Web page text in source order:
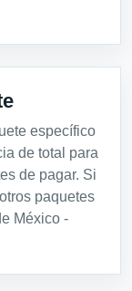
específico
de total para
de pagar. Si
paquetes
México -